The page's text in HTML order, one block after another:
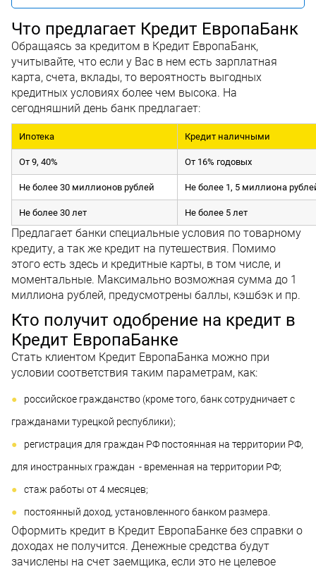
Что предлагает Кредит ЕвропаБанк
Обращаясь за кредитом в Кредит ЕвропаБанк,
учитывайте, что если у Вас в нем есть зарплатная
карта, счета, вклады, то вероятность выгодных
кредитных условиях более чем высока. На
сегодняшний день банк предлагает:
Ипотека Кредит наличными
От 9, 40% От 16% годовых
Не более 30 миллионов рублей Не более 1, 5 миллиона
Не более 30 лет Не более 5 лет
Предлагает банки специальные условия по товарному
кредиту, а так же кредит на путешествия. Помимо
этого есть здесь и кредитные карты, в том числе, и
моментальные. Максимально возможная сумма до 1
миллиона рублей, предусмотрены баллы, кэшбэк и пр.
Кто получит одобрение на кредит в
Кредит ЕвропаБанке
Стать клиентом Кредит ЕвропаБанка можно при
условии соответствия таким параметрам, как:
российское гражданство (кроме того, банк сотрудничает с
гражданами турецкой республики);
регистрация для граждан РФ постоянная на территории РФ,
для иностранных граждан - временная на территории РФ;
стаж работы от 4 месяцев;
постоянный доход, установленного банком размера.
Оформить кредит в Кредит ЕвропаБанке без справки о
доходах не получится. Денежные средства будут
зачислены на счет заемщика, если это не целевое